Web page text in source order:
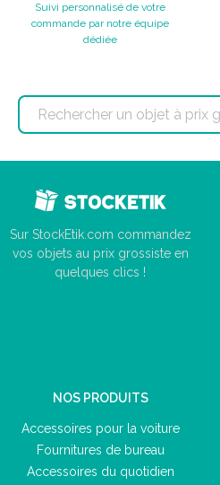
Suivi personnalisé de votre
commande par notre équipe
dédiée
Sur StockEtik.com commandez
vos objets au prix grossiste en
quelques clics !
NOS PRODUITS
Accessoires pour la voiture
Fournitures de bureau
Accessoires du quotidien